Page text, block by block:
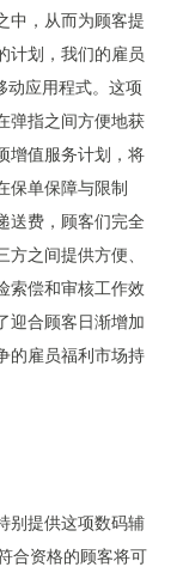
中，从而为顾客提
计划，我们的雇员
应用程式。这项
弹指之间方便地获
增值服务计划，将
保单保障与限制
送费，顾客们完全
之间提供方便、
索偿和审核工作效
迎合顾客日渐增加
的雇员福利市场持
别提供这项数码辅
合资格的顾客将可